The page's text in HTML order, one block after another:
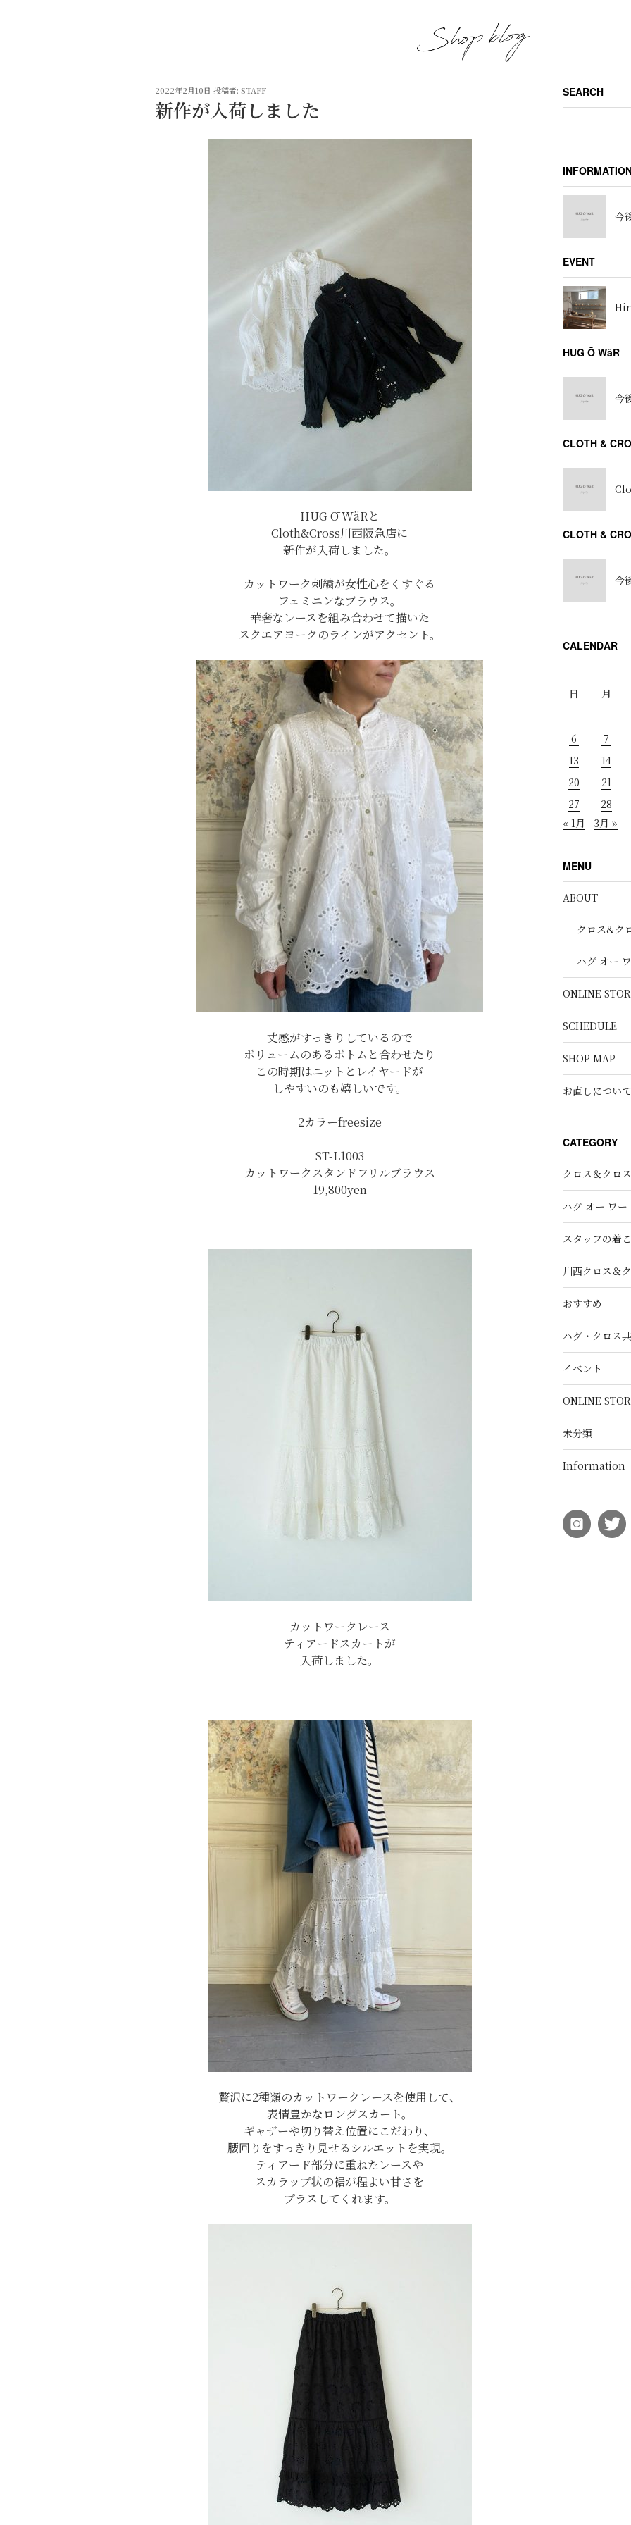
投
稿
日:
2022年2月10日 投稿者: STAFF
新作が入荷しました
HUG Ō WäRと
Cloth&Cross川西阪急店に
新作が入荷しました。
カットワーク刺繍が女性心をくすぐる
フェミニンなブラウス。
華奢なレースを組み合わせて描いた
スクエアヨークのラインがアクセント。
丈感がすっきりしているので
ボリュームのあるボトムと合わせたり
この時期はニットとレイヤードが
しやすいのも嬉しいです。
2カラーfreesize
ST-L1003
カットワークスタンドフリルブラウス
19,800yen
カットワークレース
ティアードスカートが
入荷しました。
贅沢に2種類のカットワークレースを使用して、
表情豊かなロングスカート。
ギャザーや切り替え位置にこだわり、
腰回りをすっきり見せるシルエットを実現。
ティアード部分に重ねたレースや
スカラップ状の裾が程よい甘さを
プラスしてくれます。
SEARCH
今
EVENT
HUG Ō WäR
今
CLOTH &
CLOTH &
今
CALENDAR
日
月
6
7
13
14
20
21
27
28
« 1月
3月 »
MENU
ABOUT
クロス&ク
ハグ オー
ONLINE
SCHEDULE
SHOP MAP
お直しについて
CATEGORY
クロス＆クロス
ハグ オー ワー
スタッフの着
川西クロス＆
おすすめ
ハグ・クロス
イベント
ONLINE
未分類
Information